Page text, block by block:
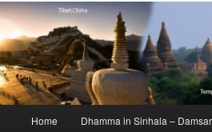
Home Dhamma in Sinhala –